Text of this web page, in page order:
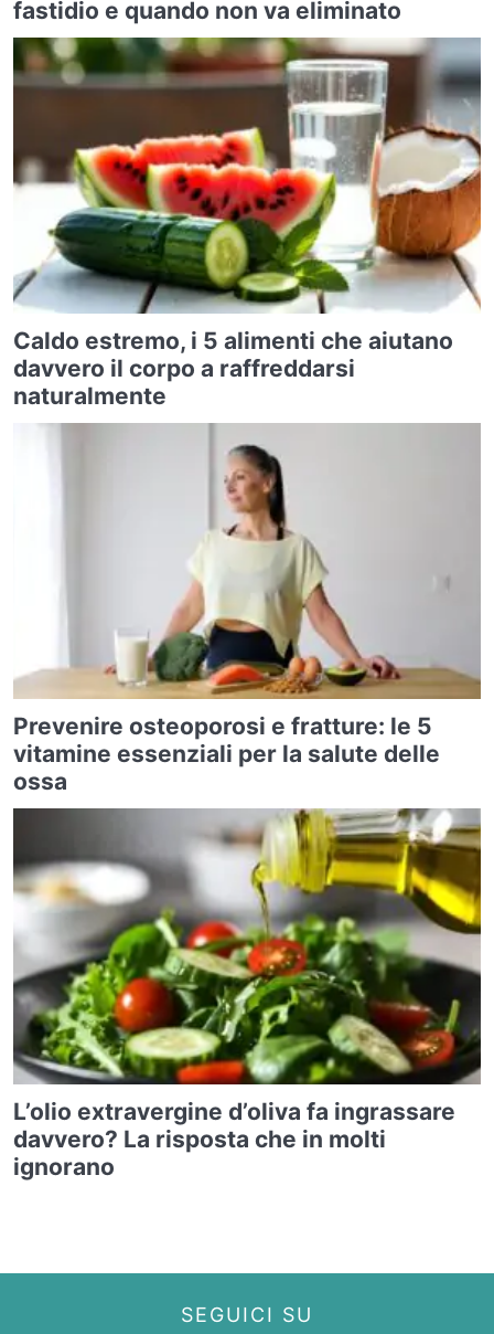
fastidio e quando non va eliminato
Caldo estremo, i 5 alimenti che aiutano
davvero il corpo a raffreddarsi
naturalmente
Prevenire osteoporosi e fratture: le 5
vitamine essenziali per la salute delle
ossa
L’olio extravergine d’oliva fa ingrassare
davvero? La risposta che in molti
ignorano
SEGUICI SU